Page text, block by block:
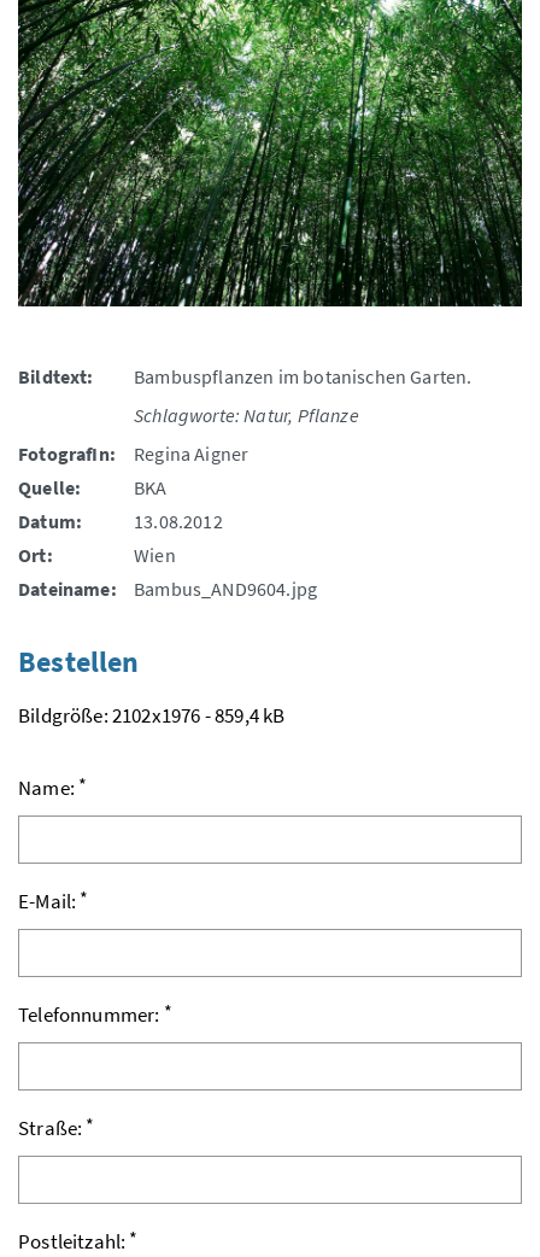
Bildtext:
Bambuspflanzen im botanischen Garten.
Schlagworte: Natur, Pflanze
FotografIn:
Regina Aigner
Quelle:
BKA
Datum:
13.08.2012
Ort:
Wien
Dateiname:
Bambus_AND9604.jpg
Bestellen
Bildgröße: 2102x1976 - 859,4 kB
Name: *
E-Mail: *
Telefonnummer: *
Straße: *
Postleitzahl: *